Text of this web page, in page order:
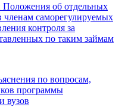
об отдельных
членам саморегулируемых
контроля за
по таким займам
по вопросам,
программы
вузов